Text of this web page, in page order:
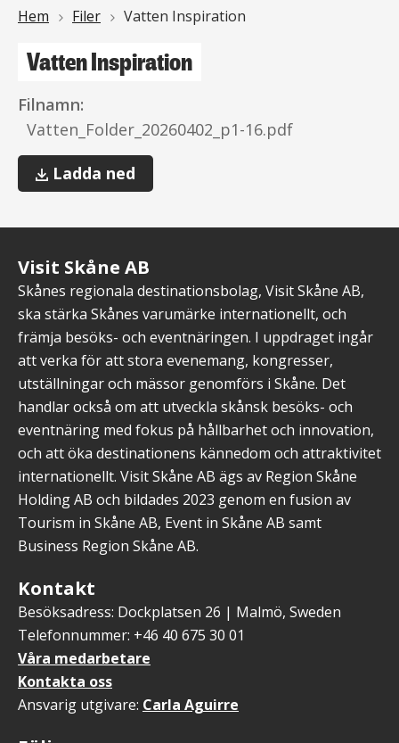
Länkstig
Hem Filer Vatten Inspiration
Vatten Inspiration
Filnamn:
Vatten_Folder_20260402_p1-16.pdf
Ladda ned
Inspiration
Visit Skåne AB
Skånes regionala destinationsbolag, Visit Skåne AB,
ska stärka Skånes varumärke internationellt, och
främja besöks- och eventnäringen. I uppdraget ingår
att verka för att stora evenemang, kongresser,
utställningar och mässor genomförs i Skåne. Det
handlar också om att utveckla skånsk besöks- och
eventnäring med fokus på hållbarhet och innovation,
och att öka destinationens kännedom och attraktivitet
internationellt. Visit Skåne AB ägs av Region Skåne
Holding AB och bildades 2023 genom en fusion av
Tourism in Skåne AB, Event in Skåne AB samt
Business Region Skåne AB.
Kontakt
Besöksadress: Dockplatsen 26 | Malmö, Sweden
Telefonnummer: +46 40 675 30 01
Våra medarbetare
Kontakta oss
Ansvarig utgivare: Carla Aguirre